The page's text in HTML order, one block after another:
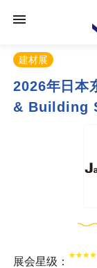
建材展
2026年日本
& Building
展会星级：